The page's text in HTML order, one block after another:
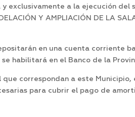
exclusivamente a la ejecución del
Y AMPLIACIÓN DE LA
en una cuenta corriente
habilitará en el Banco de la
correspondan a este
para cubrir el pago de